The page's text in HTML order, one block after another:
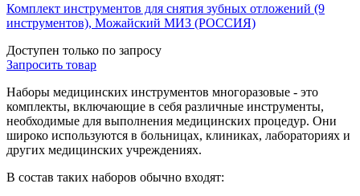
Комплект инструментов для снятия зубных отложений (9
инструментов), Можайский МИЗ (РОССИЯ)
Доступен только по запросу
Запросить товар
Наборы медицинских инструментов многоразовые - это
комплекты, включающие в себя различные инструменты,
необходимые для выполнения медицинских процедур. Они
широко используются в больницах, клиниках, лабораториях и
других медицинских учреждениях.
В состав таких наборов обычно входят: